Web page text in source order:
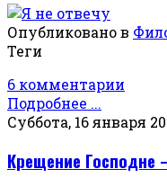
Опубликовано в
Теги
6 комментарии
Подробнее ...
Суббота, 16 января
Крещение Господне